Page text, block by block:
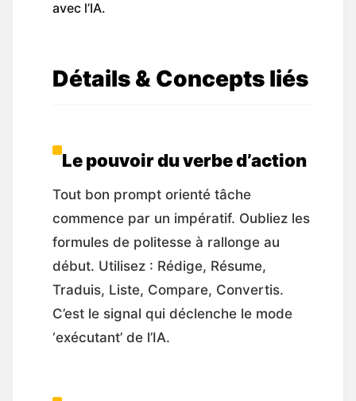
avec l’IA.
Détails & Concepts liés
Le pouvoir du verbe d’action
Tout bon prompt orienté tâche
commence par un impératif. Oubliez les
formules de politesse à rallonge au
début. Utilisez : Rédige, Résume,
Traduis, Liste, Compare, Convertis.
C’est le signal qui déclenche le mode
‘exécutant’ de l’IA.